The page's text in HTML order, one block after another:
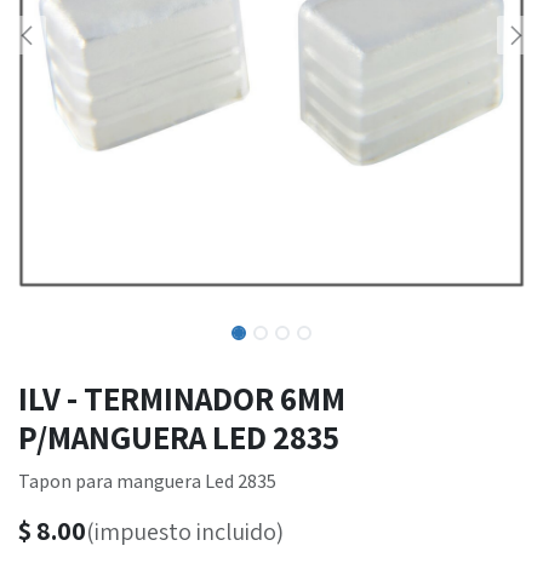
ILV - TERMINADOR 6MM
P/MANGUERA LED 2835
Tapon para manguera Led 2835
$ 8.00(impuesto incluido)